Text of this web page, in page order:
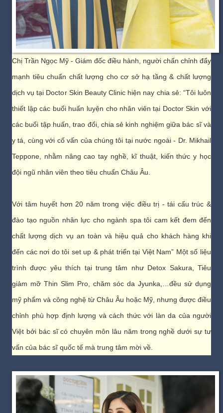
Chị Trần Ngọc Mỹ - Giám đốc điều hành, người chấn chỉnh đẩy
mạnh tiêu chuẩn chất lượng cho cơ sở hạ tầng & chất lượng
dịch vụ tại Doctor Skin Beauty Clinic hiện nay chia sẻ: “Tôi luôn
thiết lập các buổi huấn luyện cho nhân viên tại Doctor Skin với
các buổi tập huấn, trao đổi, chia sẻ kinh nghiệm giữa bác sĩ và
y tá, cùng với cố vấn của chúng tôi tại nước ngoài - Dr. Mikhail
Teppone, nhằm nâng cao tay nghề, kĩ thuật, kiến thức y học
đội ngũ nhân viên theo tiêu chuẩn Châu Âu.
Với tâm huyết hơn 20 năm trong việc điều trị - tái cấu trúc &
đào tạo nguồn nhân lực cho ngành spa tôi cam kết đem đến
chất lượng dịch vụ an toàn và hiệu quả cho khách hàng khi
đến các nơi do tôi set up & phát triển tại Việt Nam” Một số liệu
trình được yêu thích tại trung tâm như Detox Sakura, Tiêu
giảm mỡ Thin Slim Pro, chăm sóc da Jyunka,…đều sử dụng
mỹ phẩm và công nghệ từ Châu Âu hoặc Mỹ, nhưng được điều
chỉnh phù hợp định lượng và cách thức với làn da của người
Việt bởi bác sĩ có chuyên môn lâu năm trong nghề dưới sự tư
vấn của bác sĩ quốc tế mà trung tâm mời về.